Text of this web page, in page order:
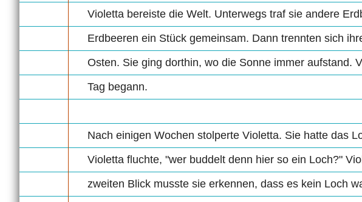
Violetta bereiste die Welt. Unterwegs traf sie andere
Erdbeeren ein Stück gemeinsam. Dann trennten sich
Osten. Sie ging dorthin, wo die Sonne immer aufstand.
Tag begann.
Nach einigen Wochen stolperte Violetta. Sie hatte das
Violetta fluchte, "wer buddelt denn hier so ein Loch?"
zweiten Blick musste sie erkennen, dass es kein Loch